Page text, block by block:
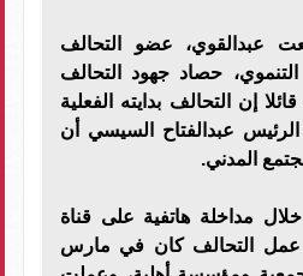
عبدالقوي، عضو التحالف
التنموي، حصاد جهود التحالف
إن التحالف بدايته الفعلية
عبدالفتاح السيسي أن
مداخلة هاتفية على قناة
عمل التحالف كان في مارس